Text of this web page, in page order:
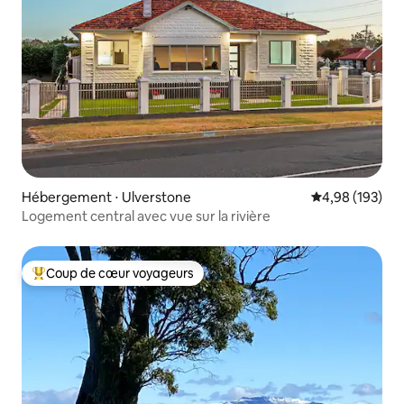
Hébergement ⋅ Ulverstone Évaluation
4,98 (193)
Logement central avec vue sur la rivière
Coups de cœur voyageurs les plus appréciés
Coup de cœur voyageurs